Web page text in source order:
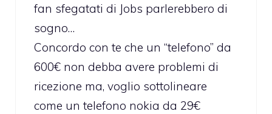
fan sfegatati di Jobs parlerebbero di
sogno…
Concordo con te che un “telefono” da
600€ non debba avere problemi di
ricezione ma, voglio sottolineare
come un telefono nokia da 29€